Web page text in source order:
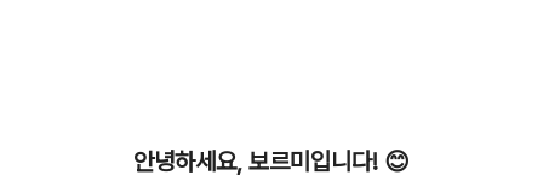
안녕하세요, 보르미입니다! 😊